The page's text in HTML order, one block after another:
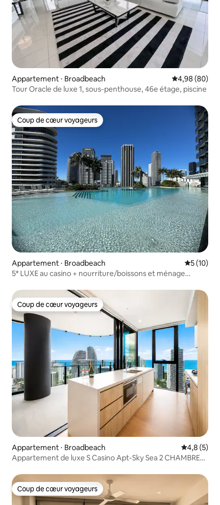
Appartement ⋅ Broadbeach Évaluation
4,98 (80)
Tour Oracle de luxe 1, sous-penthouse, 46e étage, piscine
Coup de cœur voyageurs
Coup de cœur voyageurs
Appartement ⋅ Broadbeach
5 (10)
5* LUXE au casino + nourriture/boissons et ménage
Coup de cœur voyageurs
Coup de cœur voyageurs
Appartement ⋅ Broadbeach Évaluation
4,8 (5)
Appartement de luxe S Casino Apt-Sky Sea 2 CHAMBRES
Coup de cœur voyageurs
Coup de cœur voyageurs